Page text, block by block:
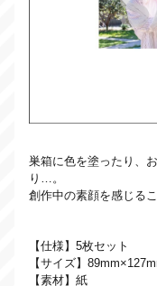
巣箱に色を塗ったり、
り…。
創作中の素顔を感じる
【仕様】5枚セット
【サイズ】
【素材】紙